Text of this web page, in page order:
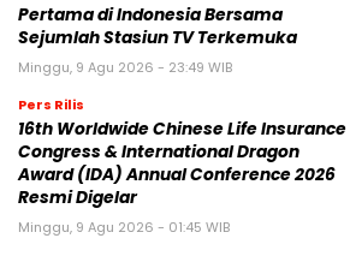
Pertama di Indonesia Bersama
Sejumlah Stasiun TV Terkemuka
Minggu, 9 Agu 2026 - 23:49 WIB
Pers Rilis
16th Worldwide Chinese Life Insurance
Congress & International Dragon
Award (IDA) Annual Conference 2026
Resmi Digelar
Minggu, 9 Agu 2026 - 01:45 WIB